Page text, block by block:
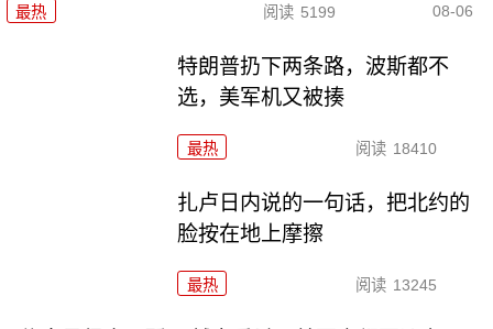
最热 阅读 5199 08-06
特朗普扔下两条路，波斯都不
选，美军机又被揍
最热 阅读 18410
扎卢日内说的一句话，把北约的
脸按在地上摩擦
最热 阅读 13245